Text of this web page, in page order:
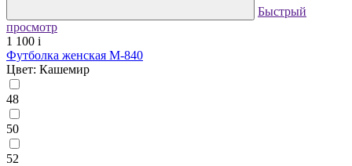
Быстрый
просмотр
1 100 i
Футболка женская М-840
Цвет: Кашемир
48
50
52